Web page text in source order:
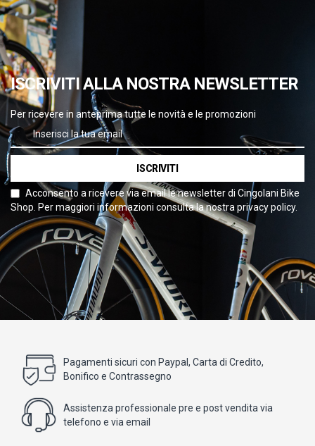
ISCRIVITI ALLA NOSTRA NEWSLETTER
Per ricevere in anteprima tutte le novità e le promozioni
ISCRIVITI
Acconsento a ricevere via email le newsletter di Cingolani Bike
Shop. Per maggiori informazioni consulta la nostra privacy policy.
Pagamenti sicuri con Paypal, Carta di Credito,
Bonifico e Contrassegno
Assistenza professionale pre e post vendita via
telefono e via email